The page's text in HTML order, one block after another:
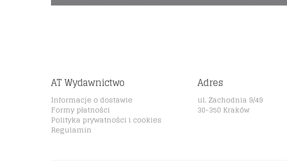
AT Wydawnictwo
Informacje o dostawie
Formy płatności
Polityka prywatności i cookies
Regulamin
Adres
ul. Zachodnia 9/49
30-350 Kraków